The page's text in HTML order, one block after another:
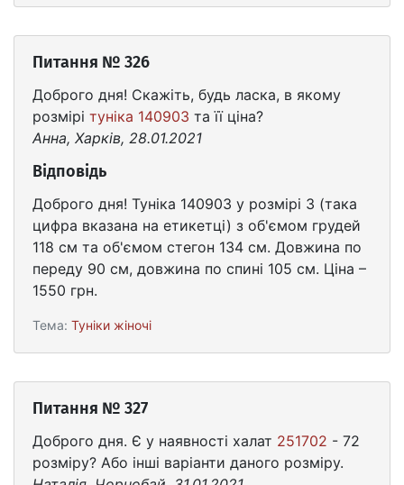
Питання № 326
Доброго дня! Скажіть, будь ласка, в якому
розмірі туніка 140903 та її ціна?
Анна, Харків, 28.01.2021
Відповідь
Доброго дня! Туніка 140903 у розмірі 3 (така
цифра вказана на етикетці) з об'ємом грудей
118 см та об'ємом стегон 134 см. Довжина по
переду 90 см, довжина по спині 105 см. Ціна –
1550 грн.
Тема: Туніки жіночі
Питання № 327
Доброго дня. Є у наявності халат 251702 - 72
розміру? Або інші варіанти даного розміру.